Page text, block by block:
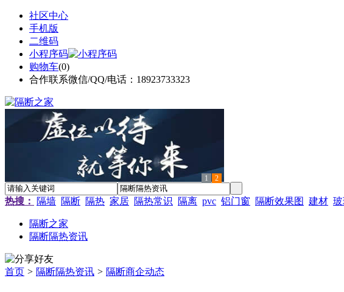
社区中心
手机版
二维码
小程序码
购物车(0)
合作联系微信/QQ/电话：18923733323
1 2
热搜： 隔墙 隔断 隔热 家居 隔热常识 隔离 pvc 铝门窗 隔断效果图 建材
隔断之家
隔断隔热资讯
首页 > 隔断隔热资讯 > 隔断商企动态